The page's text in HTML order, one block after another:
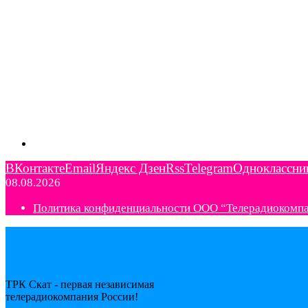
ВКонтактеEmailЯндекс ДзенRssTelegram
08.08.2026
Политика конфиденциальности ООО
ТРК Скат - первая независимая
телерадиокомпания Роcсии!